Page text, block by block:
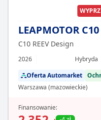
LEAPMOTOR C10
C10 REEV Design
2026 Hybryda
Oferta Automarket
Warszawa (mazowieckie)
Finansowanie: